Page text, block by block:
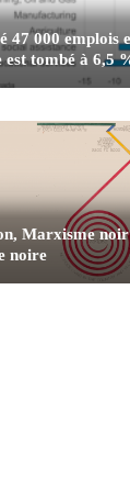
47 000 emplois
est tombé à 6,5
Marxisme
noire